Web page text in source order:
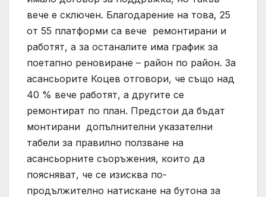
вече е сключен. Благодарение на това, 25
от 55 платформи са вече ремонтирани и
работят, а за останалите има график за
поетапно реновиране – район по район. За
асансьорите Коцев отговори, че също над
40 % вече работят, а другите се
ремонтират по план. Предстои да бъдат
монтирани допълнителни указателни
табели за правилно ползване на
асансьорните съоръжения, които да
поясняват, че се изисква по-
продължително натискане на бутона за